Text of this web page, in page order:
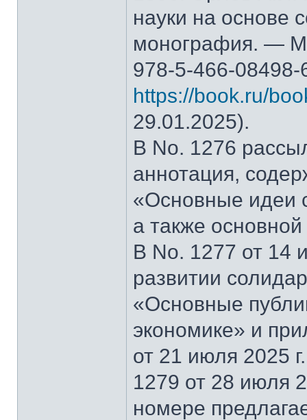
науки на основе
монография. —
978-5-466-
https://book.ru/
29.01.2025).
В No. 1276
аннотация,
«Основные идеи
а также
В No. 1277 от 14
развитии
«Основные
экономике» и
от 21 июля 2025
1279 от 28 июля
номере